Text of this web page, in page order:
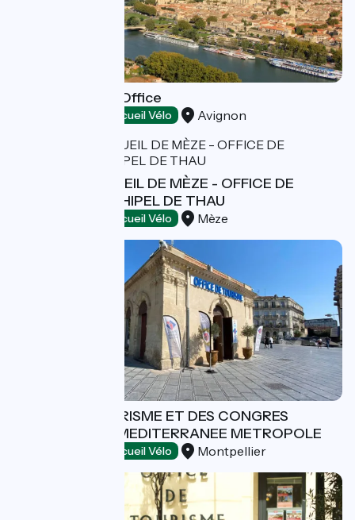
Avignon Tourist Office
Accueil Vélo Avignon
BUREAU D'ACCUEIL DE MÈZE - OFFICE DE
TOURISME ARCHIPEL DE THAU
Accueil Vélo Mèze
OFFICE DE TOURISME ET DES CONGRES
MONTPELLIER MEDITERRANEE METROPOLE
Accueil Vélo Montpellier